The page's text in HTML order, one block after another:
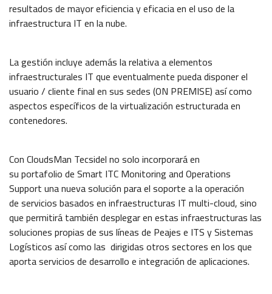
resultados de mayor eficiencia y eficacia en el uso de la
infraestructura IT en la nube.
La gestión incluye además la relativa a elementos
infraestructurales IT que eventualmente pueda disponer el
usuario / cliente final en sus sedes (ON PREMISE) así como
aspectos específicos de la virtualización estructurada en
contenedores.
Con CloudsMan Tecsidel no solo incorporará en
su portafolio de Smart ITC Monitoring and Operations
Support una nueva solución para el soporte a la operación
de servicios basados en infraestructuras IT multi-cloud, sino
que permitirá también desplegar en estas infraestructuras las
soluciones propias de sus líneas de Peajes e ITS y Sistemas
Logísticos así como las dirigidas otros sectores en los que
aporta servicios de desarrollo e integración de aplicaciones.